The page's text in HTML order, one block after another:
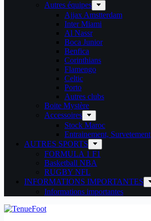
Autres équipes
Ajjax Amstterdam
Inter Miami
Al Nassr
Boca Junior
Benfica
Corinthians
Flamengo
Celtic
Porto
Autres clubs
Boite Mystère
Accessoires
Stock Maroc
Entrainement, Survetement
AUTRES SPORTS
FORMULA 1 F1
Basketball NBA
RUGBY NFL
INFORMATIONS IMPORTANTES
Informations importantes